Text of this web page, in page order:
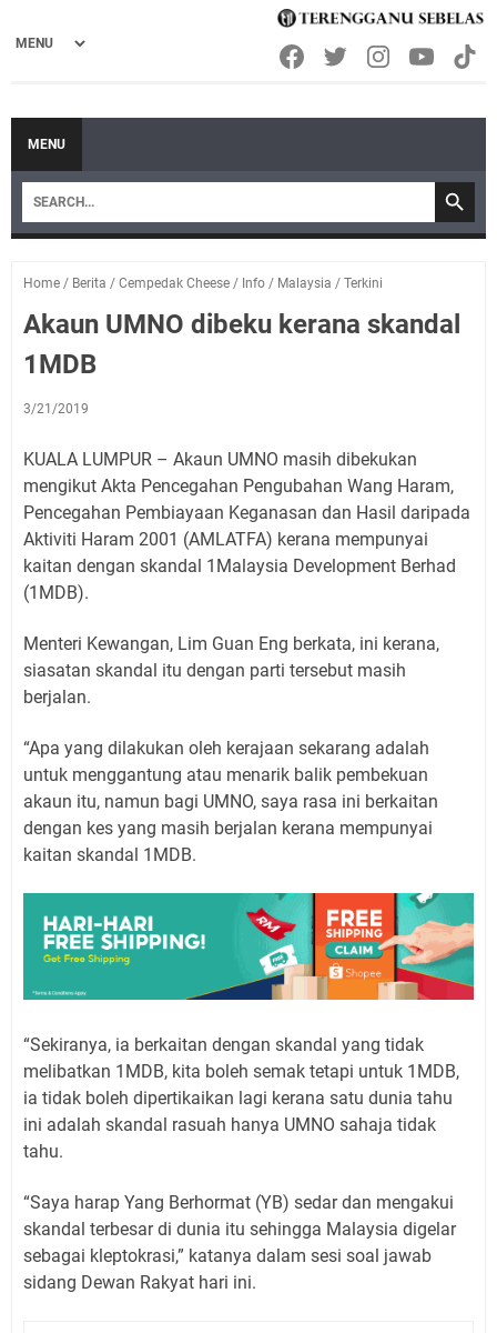
MENU
Home / Berita / Cempedak Cheese / Info / Malaysia / Terkini
Akaun UMNO dibeku kerana skandal
1MDB
3/21/2019
KUALA LUMPUR – Akaun UMNO masih dibekukan
mengikut Akta Pencegahan Peng­ubahan Wang Haram,
Pen­cegahan Pem­biayaan Keganasan dan Hasil daripada
Aktiviti Haram 2001 (AMLATFA) kera­na mempu­nyai
kaitan dengan skandal 1Malaysia Development Berhad
(1MDB).
Menteri Kewangan, Lim Guan Eng berkata, ini kera­na,
siasatan skandal itu dengan parti tersebut masih
berjalan.
“Apa yang dilakukan oleh kerajaan sekarang adalah
untuk menggantung atau menarik balik pembekuan
akaun itu, namun bagi UMNO, saya rasa ini berkaitan
dengan kes yang masih berjalan kerana mempunyai
kaitan skandal 1MDB.
“Sekiranya, ia berkaitan dengan skandal yang tidak
melibatkan 1MDB, kita boleh semak tetapi untuk 1MDB,
ia tidak boleh dipertikaikan lagi kerana satu dunia tahu
ini adalah skandal rasuah hanya UMNO sahaja tidak
tahu.
“Saya harap Yang Berhormat (YB) sedar dan mengakui
skandal terbesar di dunia itu sehingga Malaysia digelar
sebagai kleptokrasi,” katanya dalam sesi soal jawab
sidang Dewan Rakyat hari ini.